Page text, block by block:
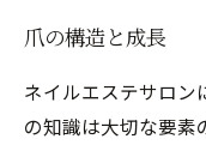
爪の構造と成長
ネイルエステサロン
の知識は大切な要素